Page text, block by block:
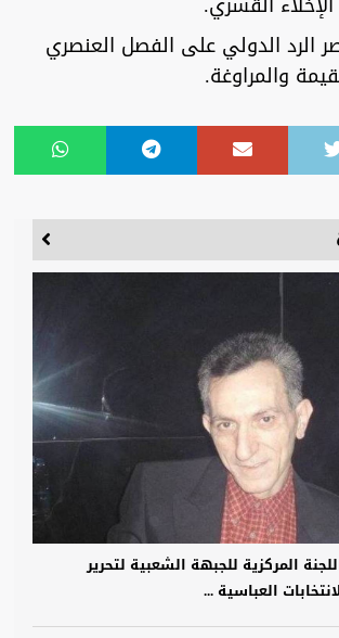
الرد الدولي على الفصل العنصري
والمراوغة.
المركزية للجبهة الشعبية لتحرير
العباسية ...